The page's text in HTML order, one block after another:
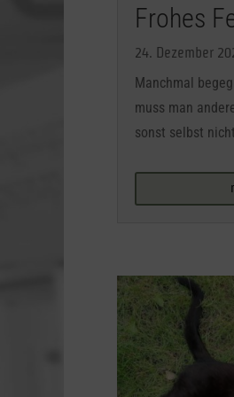
Frohes
24. Dezember
Manchmal
muss man
sonst selbst